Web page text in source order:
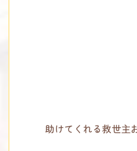
助けてくれる救世主